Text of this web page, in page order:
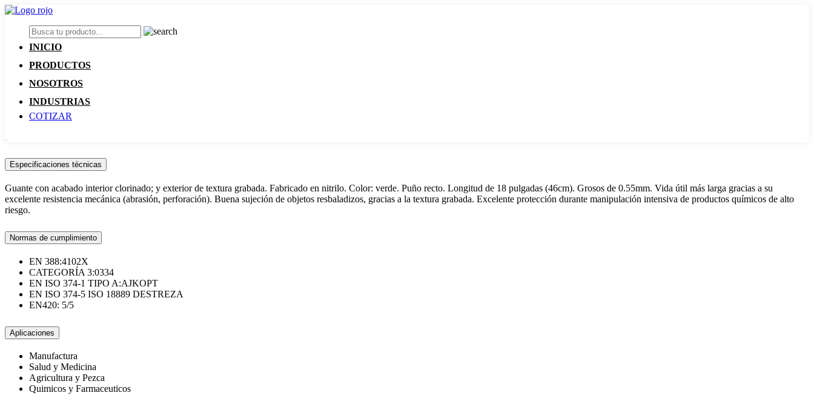
INICIO
PRODUCTOS
NOSOTROS
INDUSTRIAS
COTIZAR
Especificaciones técnicas
Guante con acabado interior clorinado; y exterior de textura grabada. Fabricado en nitrilo. Color: verde. Puño recto. Longitud de 18 pulgadas (46cm). Grosos de 0.55mm. Vida útil más larga gracias a su
excelente resistencia mecánica (abrasión, perforación). Buena sujeción de objetos resbaladizos, gracias a la textura grabada. Excelente protección durante manipulación intensiva de productos químicos de alto
riesgo.
Normas de cumplimiento
EN 388:4102X
CATEGORÍA 3:0334
EN ISO 374-1 TIPO A:AJKOPT
EN ISO 374-5 ISO 18889 DESTREZA
EN420: 5/5
Aplicaciones
Manufactura
Salud y Medicina
Agricultura y Pezca
Quimicos y Farmaceuticos